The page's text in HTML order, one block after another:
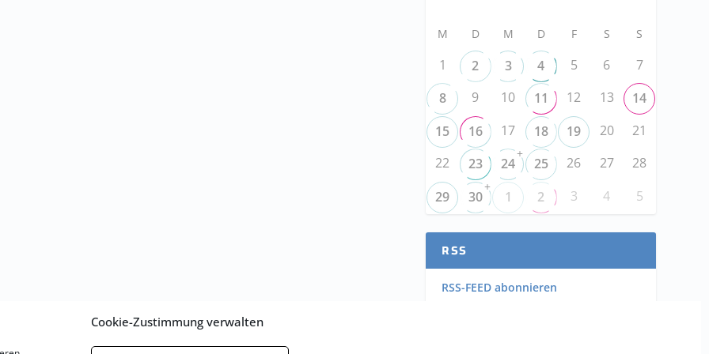
Cookie-Zustimmung verwalten
M D M D F S S
1 2 3 4 5 6
7
8
9 10 11 12 13
14
15
16 17 18 19 20
21
22
23 24
+
25 26 27
28
29
30
+
1 2 3 4 5
RSS
RSS-FEED abonnieren